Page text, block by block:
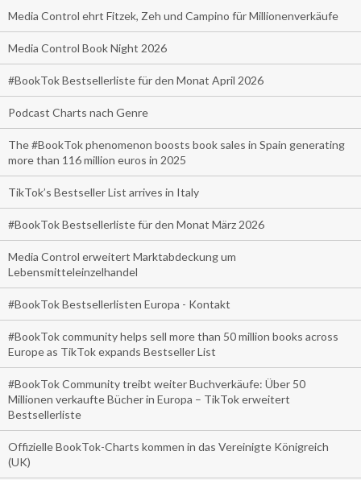
Media Control ehrt Fitzek, Zeh und Campino für Millionenverkäufe
Media Control Book Night 2026
#BookTok Bestsellerliste für den Monat April 2026
Podcast Charts nach Genre
The #BookTok phenomenon boosts book sales in Spain generating
more than 116 million euros in 2025
TikTok’s Bestseller List arrives in Italy
#BookTok Bestsellerliste für den Monat März 2026
Media Control erweitert Marktabdeckung um
Lebensmitteleinzelhandel
#BookTok Bestsellerlisten Europa - Kontakt
#BookTok community helps sell more than 50 million books across
Europe as TikTok expands Bestseller List
#BookTok Community treibt weiter Buchverkäufe: Über 50
Millionen verkaufte Bücher in Europa – TikTok erweitert
Bestsellerliste
Offizielle BookTok-Charts kommen in das Vereinigte Königreich
(UK)